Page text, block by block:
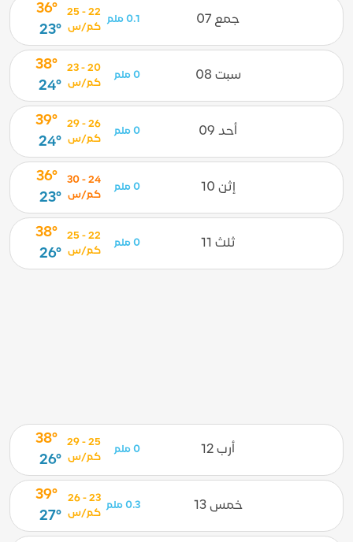
جمع 07 0.1 ملم
22 - 25
كم/س
36°
23°
سبت 08 0 ملم
20 - 23
كم/س
38°
24°
أحد 09 0 ملم
26 - 29
كم/س
39°
24°
إثن 10 0 ملم
24 - 30
كم/س
36°
23°
ثلث 11 0 ملم
22 - 25
كم/س
38°
26°
أرب 12 0 ملم
25 - 29
كم/س
38°
26°
خمس 13 0.3 ملم
23 - 26
كم/س
39°
27°